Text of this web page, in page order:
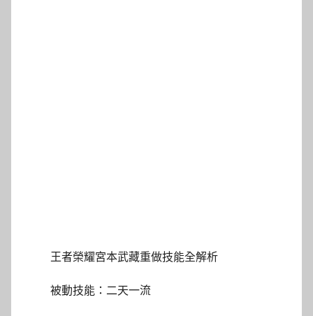
王者榮耀宮本武藏重做技能全解析
被動技能：二天一流